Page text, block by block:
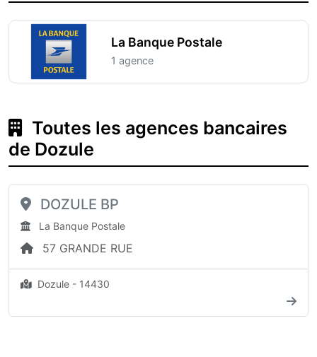
La Banque Postale
1 agence
Toutes les agences bancaires
de Dozule
DOZULE BP
La Banque Postale
57 GRANDE RUE
Dozule - 14430